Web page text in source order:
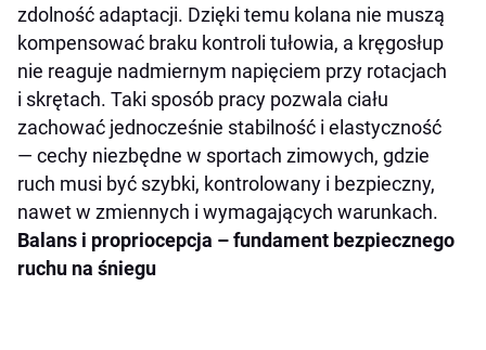
zdolność adaptacji. Dzięki temu kolana nie muszą
kompensować braku kontroli tułowia, a kręgosłup
nie reaguje nadmiernym napięciem przy rotacjach
i skrętach. Taki sposób pracy pozwala ciału
zachować jednocześnie stabilność i elastyczność
— cechy niezbędne w sportach zimowych, gdzie
ruch musi być szybki, kontrolowany i bezpieczny,
nawet w zmiennych i wymagających warunkach.
Balans i propriocepcja – fundament bezpiecznego
ruchu na śniegu